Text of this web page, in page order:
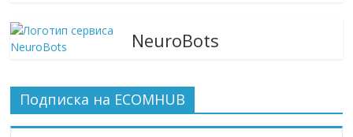
NeuroBots
Подписка на ECOMHUB